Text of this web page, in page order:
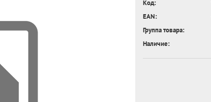
Код:
EAN:
Группа товара:
Наличие: